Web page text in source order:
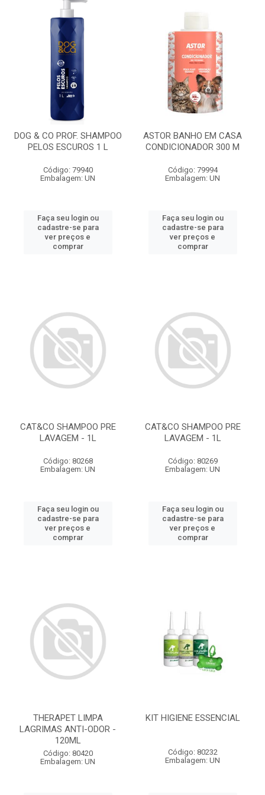
DOG & CO PROF. SHAMPOO
PELOS ESCUROS 1 L
Código: 79940
Embalagem: UN
Faça seu login ou
cadastre-se para
ver preços e
comprar
ASTOR BANHO EM CASA
CONDICIONADOR 300 M
Código: 79994
Embalagem: UN
Faça seu login ou
cadastre-se para
ver preços e
comprar
CAT&CO SHAMPOO PRE
LAVAGEM - 1L
Código: 80268
Embalagem: UN
Faça seu login ou
cadastre-se para
ver preços e
comprar
CAT&CO SHAMPOO PRE
LAVAGEM - 1L
Código: 80269
Embalagem: UN
Faça seu login ou
cadastre-se para
ver preços e
comprar
THERAPET LIMPA
LAGRIMAS ANTI-ODOR -
120ML
Código: 80420
Embalagem: UN
KIT HIGIENE ESSENCIAL
Código: 80232
Embalagem: UN